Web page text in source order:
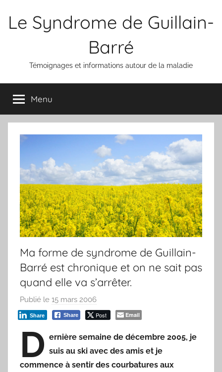
Le Syndrome de Guillain-
Barré
Témoignages et informations autour de la maladie
Menu
Ma forme de syndrome de Guillain-
Barré est chronique et on ne sait pas
quand elle va s’arrêter.
Publié le 15 mars 2006
a
F
r
e
Share Post
Share Email
D ernière semaine de décembre 2005, je
suis au ski avec des amis et je
commence à sentir des courbatures aux